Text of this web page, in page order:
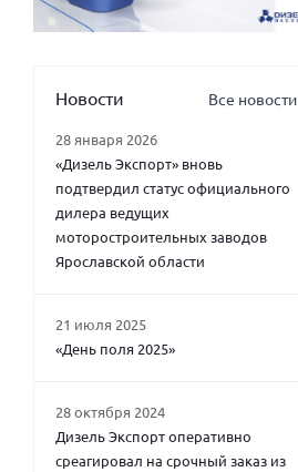
Новости Все новости
28 января 2026
«Дизель Экспорт» вновь
подтвердил статус официального
дилера ведущих
моторостроительных заводов
Ярославской области
21 июля 2025
«День поля 2025»
28 октября 2024
Дизель Экспорт оперативно
среагировал на срочный заказ из